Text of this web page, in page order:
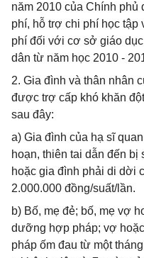
năm 2010 của Chính phủ
phí, hỗ trợ chi phí học tập
phí đối với cơ sở giáo
dân từ năm học 2010 -
2. Gia đình và thân nhân
được trợ cấp khó khăn
sau đây:
a) Gia đình của hạ sĩ
hoạn, thiên tai dẫn đến bị
hoặc gia đình phải di dời
2.000.000 đồng/suất/lần.
b) Bố, mẹ đẻ; bố, mẹ vợ
dưỡng hợp pháp; vợ
pháp ốm đau từ một